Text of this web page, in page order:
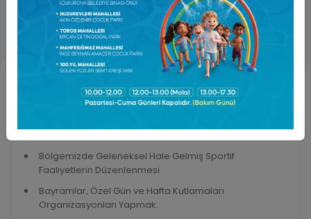
kultur@cukurova.bel.tr
Görev Tanımı veAlanları
Bölgemizde Geleneksel Hale Gelmiş Sportif
Faaliyetlerin Düzenlenmesi
Bayramlar, Özel Gün ve Hafta Kutlamaları
Organizasyonları Yapmak.